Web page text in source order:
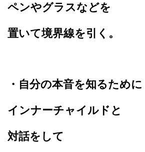
ペンやグラスなどを
置いて境界線を引く。
・自分の本音を知るために
インナーチャイルドと
対話をして